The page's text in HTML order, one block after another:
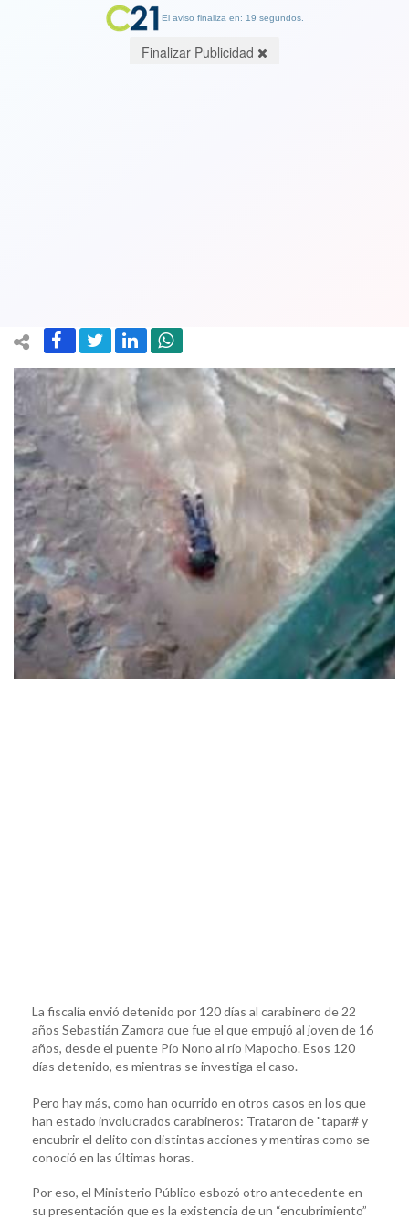
La fiscalía envió detenido por 120 días al carabinero de 22
años Sebastián Zamora que fue el que empujó al joven de 16
años, desde el puente Pío Nono al río Mapocho. Esos 120
días detenido, es mientras se investiga el caso.
Pero hay más, como han ocurrido en otros casos en los que
han estado involucrados carabineros: Trataron de "tapar# y
encubrir el delito con distintas acciones y mentiras como se
conoció en las últimas horas.
Por eso, el Ministerio Público esbozó otro antecedente en
su presentación que es la existencia de un “encubrimiento”
El aviso finaliza en: 19 segundos.
Finalizar Publicidad